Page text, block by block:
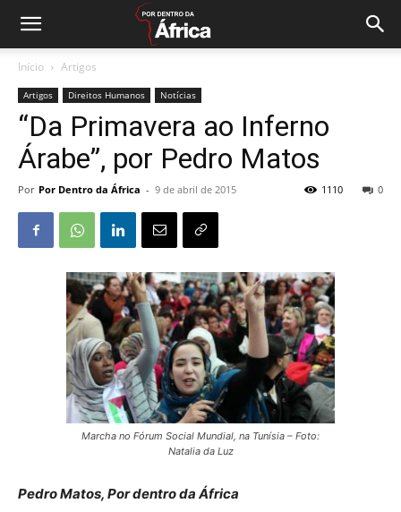
Início Artigos
Artigos Direitos Humanos Notícias
“Da Primavera ao Inferno
Árabe”, por Pedro Matos
Por Por Dentro da África - 9 de abril de 2015 0
1110
Marcha no Fórum Social Mundial, na Tunísia – Foto:
Natalia da Luz
Pedro Matos, Por dentro da África